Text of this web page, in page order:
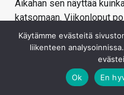
Aikahan sen näyttää
katsomaan. Viikonloput
Kirjaudu sisään
Käytämme evästeitä
liikenteen
Ok
En